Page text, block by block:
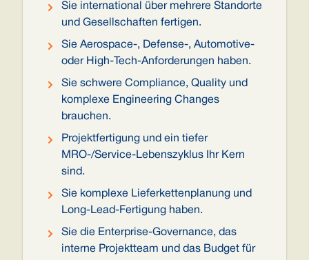
Sie international über mehrere Standorte
und Gesellschaften fertigen.
Sie Aerospace-, Defense-, Automotive-
oder High-Tech-Anforderungen haben.
Sie schwere Compliance, Quality und
komplexe Engineering Changes
brauchen.
Projektfertigung und ein tiefer
MRO-/Service-Lebenszyklus Ihr Kern
sind.
Sie komplexe Lieferkettenplanung und
Long-Lead-Fertigung haben.
Sie die Enterprise-Governance, das
interne Projektteam und das Budget für